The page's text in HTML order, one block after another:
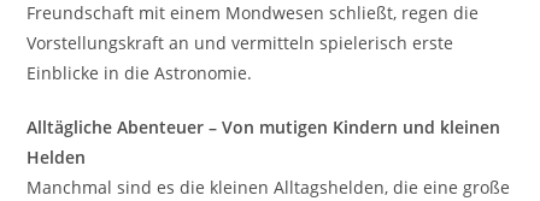
Freundschaft mit einem Mondwesen schließt, regen die
Vorstellungskraft an und vermitteln spielerisch erste
Einblicke in die Astronomie.
Alltägliche Abenteuer – Von mutigen Kindern und kleinen
Helden
Manchmal sind es die kleinen Alltagshelden, die eine große